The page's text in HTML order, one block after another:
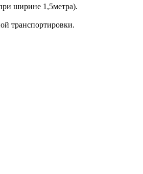
ширине 1,5метра).
транспортировки.